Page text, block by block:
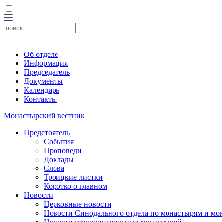
Об отделе
Информация
Председатель
Документы
Календарь
Контакты
Монастырский вестник
Предстоятель
События
Проповеди
Доклады
Слова
Троицкие листки
Коротко о главном
Новости
Церковные новости
Новости Синодального отдела по монастырям и